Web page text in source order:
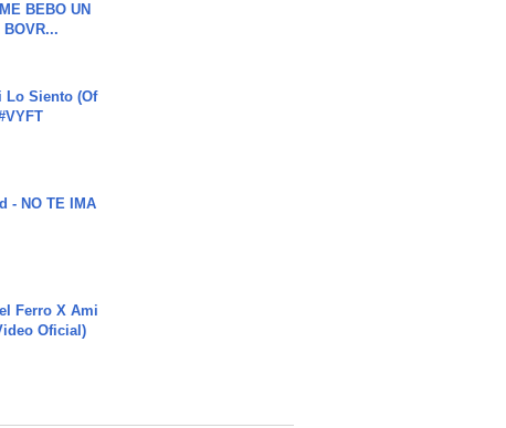
BEBO UN
BOVR...
Lo Siento (Of
- NO TE IMA
Ferro X Ami
Oficial)